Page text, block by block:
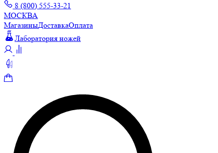
8 (800) 555-33-21
МОСКВА
МагазиныДоставкаОплата
Лаборатория ножей